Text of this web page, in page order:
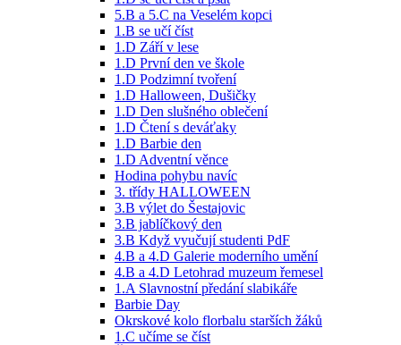
5.B a 5.C na Veselém kopci
1.B se učí číst
1.D Září v lese
1.D První den ve škole
1.D Podzimní tvoření
1.D Halloween, Dušičky
1.D Den slušného oblečení
1.D Čtení s deváťaky
1.D Barbie den
1.D Adventní věnce
Hodina pohybu navíc
3. třídy HALLOWEEN
3.B výlet do Šestajovic
3.B jablíčkový den
3.B Když vyučují studenti PdF
4.B a 4.D Galerie moderního umění
4.B a 4.D Letohrad muzeum řemesel
1.A Slavnostní předání slabikáře
Barbie Day
Okrskové kolo florbalu starších žáků
1.C učíme se číst